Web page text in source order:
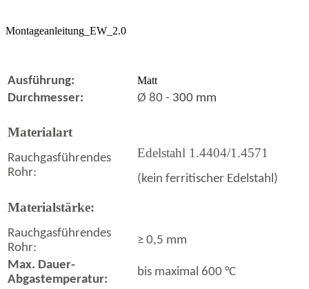
Montageanleitung_EW_2.0
Ausführung: Matt
Durchmesser: Ø 80 - 300 mm
Materialart
Rauchgasführendes
Rohr:
Edelstahl 1.4404/1.4571
(kein ferritischer Edelstahl)
Materialstärke:
Rauchgasführendes
Rohr:
≥ 0,5 mm
Max. Dauer-
Abgastemperatur:
bis maximal 600 °C